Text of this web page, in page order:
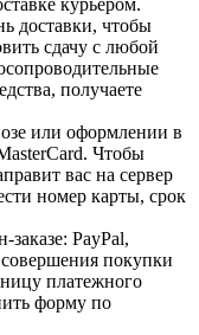
доставки, чтобы
сдачу с любой
получаете
или оформлении в
Чтобы
вас на сервер
номер карты, срок
PayPal,
покупки
платежного
форму по